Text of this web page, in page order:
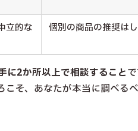
立的な
個別の商品の推奨は
に2か所以上で相談すること
そ、あなたが本当に調べる